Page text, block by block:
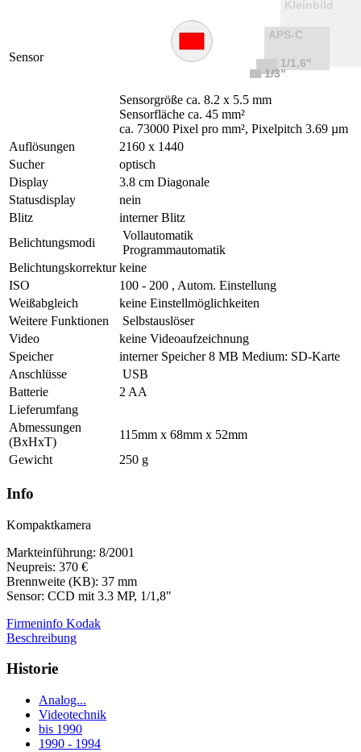
Sensor
Sensorgröße ca. 8.2 x 5.5 mm
Sensorfläche ca. 45 mm²
ca. 73000 Pixel pro mm², Pixelpitch 3.69 µm
Auflösungen
2160 x 1440
Sucher
optisch
Display
3.8 cm Diagonale
Statusdisplay
nein
Blitz
interner Blitz
Belichtungsmodi
Vollautomatik
Programmautomatik
Belichtungskorrektur keine
ISO
100 - 200 , Autom. Einstellung
Weißabgleich
keine Einstellmöglichkeiten
Weitere Funktionen
Selbstauslöser
Video
keine Videoaufzeichnung
Speicher
interner Speicher 8 MB Medium: SD-Karte
Anschlüsse
USB
Batterie
2 AA
Lieferumfang
Abmessungen
(BxHxT)
115mm x 68mm x 52mm
Gewicht
250 g
Info
Kompaktkamera
Markteinführung: 8/2001
Neupreis: 370 €
Brennweite (KB): 37 mm
Sensor: CCD mit 3.3 MP, 1/1,8"
Firmeninfo Kodak
Beschreibung
Historie
Analog...
Videotechnik
bis 1990
1990 - 1994